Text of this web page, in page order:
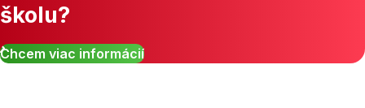
školu?
Chcem viac informácií